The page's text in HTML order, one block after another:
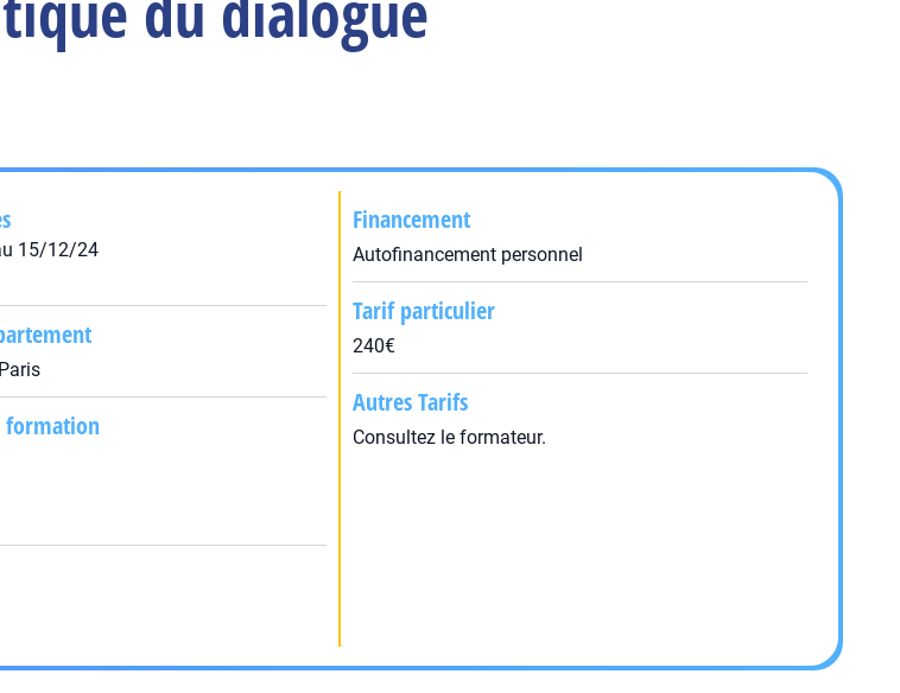
15/12/24
formation
Financement
Autofinancement personnel
Tarif particulier
240€
Autres Tarifs
Consultez le formateur.